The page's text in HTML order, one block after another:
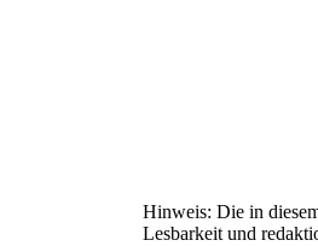
Hinweis: Die in
Lesbarkeit und